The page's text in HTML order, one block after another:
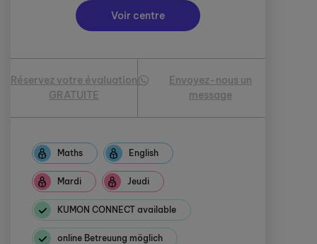
Voir centre
Réservez votre évaluation
GRATUITE
Envoyez-nous un
message
Maths English
Mardi Jeudi
KUMON CONNECT available
online Betreuung möglich